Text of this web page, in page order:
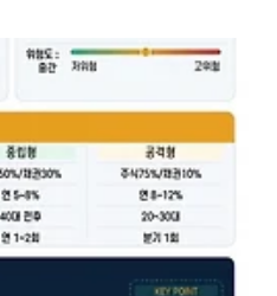
수익률은 약 2.3%입니다. 미국
보다 높은 수치입니다. 그러나 많
기본 개념을 몰라서 배당금을 한 푼..